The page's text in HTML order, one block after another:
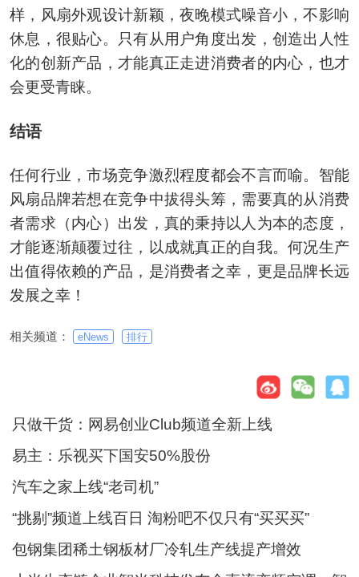
样，风扇外观设计新颖，夜晚模式噪音小，不影响
休息，很贴心。只有从用户角度出发，创造出人性
化的创新产品，才能真正走进消费者的内心，也才
会更受青睐。
结语
任何行业，市场竞争激烈程度都会不言而喻。智能
风扇品牌若想在竞争中拔得头筹，需要真的从消费
者需求（内心）出发，真的秉持以人为本的态度，
才能逐渐颠覆过往，以成就真正的自我。何况生产
出值得依赖的产品，是消费者之幸，更是品牌长远
发展之幸！
相关频道： eNews 排行
只做干货：网易创业Club频道全新上线
易主：乐视买下国安50%股份
汽车之家上线“老司机”
“挑剔”频道上线百日 淘粉吧不仅只有“买买买”
包钢集团稀土钢板材厂冷轧生产线提产增效